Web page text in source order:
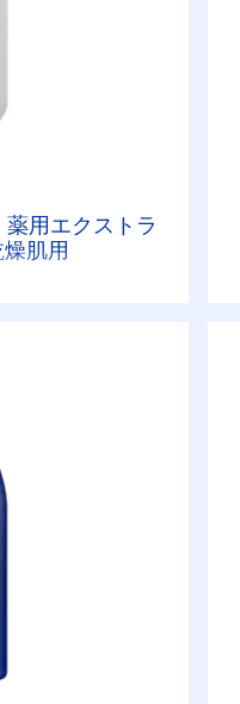
用エクストラ
肌用